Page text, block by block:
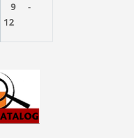
9 -
12